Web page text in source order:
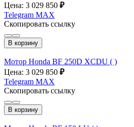
Цена: 3 029 850 ₽
Telegram MAX
Скопировать ссылку
В корзину
Мотор Honda BF 250D XCDU ( )
Цена: 3 029 850 ₽
Telegram MAX
Скопировать ссылку
В корзину